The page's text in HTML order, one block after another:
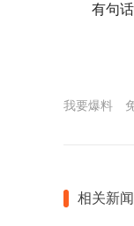
有句
我要爆料
相关新闻